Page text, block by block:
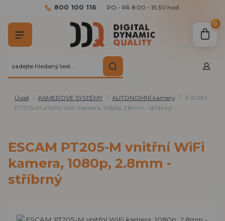
800 100 116 PO - PÁ 8:00 - 15:30 hod.
0
Úvod KAMEROVÉ SYSTÉMY AUTONOMNÍ kamery
ESCAM
PT205-M vnitřní WiFi kamera, 1080p, 2.8mm - stříbrný
ESCAM PT205-M vnitřní WiFi
kamera, 1080p, 2.8mm -
stříbrný